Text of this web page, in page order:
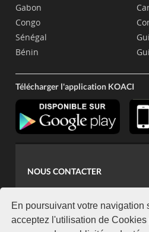
En poursuivant votre navigation
acceptez l'utilisation de Cookies
Gabon
Congo
Sénégal
Bénin
Télécharger l'application KOACI
NOUS CONTACTER
koaci@yahoo.fr
+225 07 08 85 52 93